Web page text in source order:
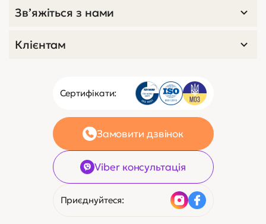
Сертифікати:
Замовити дзвінок
Viber консультація
Приєднуйтеся:
Зв’яжіться з нами
Клієнтам